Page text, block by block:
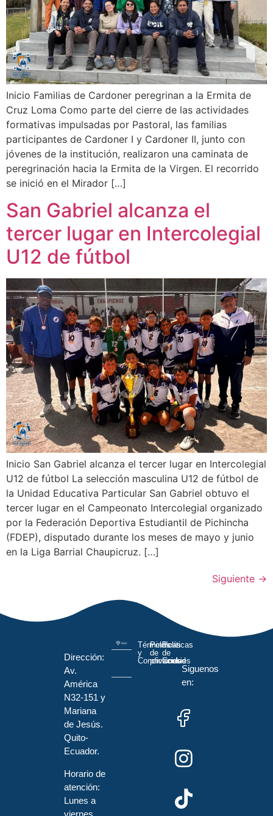
Inicio Familias de Cardoner peregrinan a la Ermita de
Cruz Loma Como parte del cierre de las actividades
formativas impulsadas por Pastoral, las familias
participantes de Cardoner I y Cardoner II, junto con
jóvenes de la institución, realizaron una caminata de
peregrinación hacia la Ermita de la Virgen. El recorrido
se inició en el Mirador […]
San Gabriel alcanza el
tercer lugar en Intercolegial
U12 de fútbol
Inicio San Gabriel alcanza el tercer lugar en Intercolegial
U12 de fútbol La selección masculina U12 de fútbol de
la Unidad Educativa Particular San Gabriel obtuvo el
tercer lugar en el Campeonato Intercolegial organizado
por la Federación Deportiva Estudiantil de Pichincha
(FDEP), disputado durante los meses de mayo y junio
en la Liga Barrial Chaupicruz. […]
Siguiente →
Dirección:
Av.
América
N32-151 y
Mariana
de Jesús.
Quito-
Ecuador.
Horario de
atención:
Lunes a
viernes,
Términos
y
Condiciones
Políticas
de
privacidad
Políticas
de
Cookies
Siguenos
en: